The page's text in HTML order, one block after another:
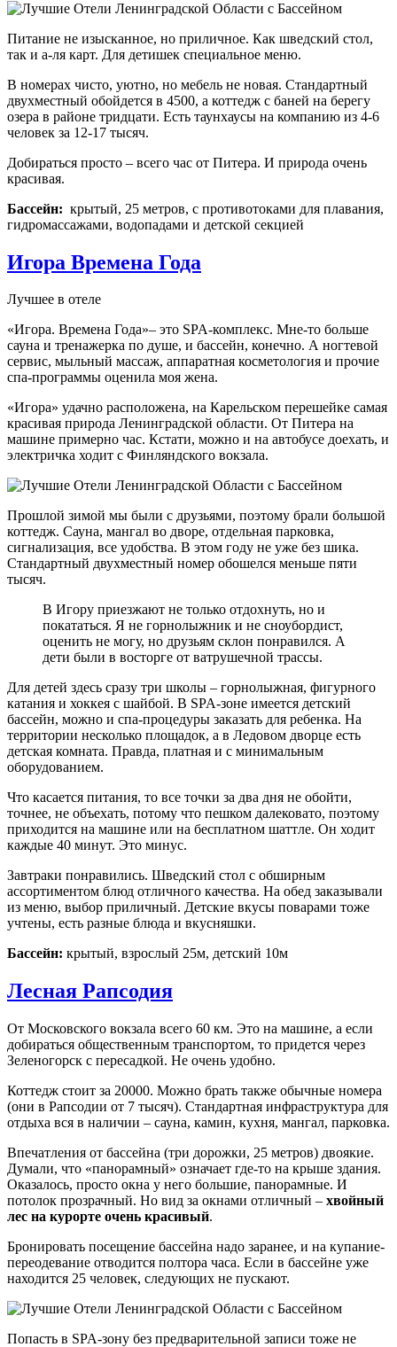
Питание не изысканное, но приличное. Как шведский стол,
так и а-ля карт. Для детишек специальное меню.
В номерах чисто, уютно, но мебель не новая. Стандартный
двухместный обойдется в 4500, а коттедж с баней на берегу
озера в районе тридцати. Есть таунхаусы на компанию из 4-6
человек за 12-17 тысяч.
Добираться просто – всего час от Питера. И природа очень
красивая.
Бассейн: крытый, 25 метров, с противотоками для плавания,
гидромассажами, водопадами и детской секцией
Игора Времена Года
Лучшее в отеле
«Игора. Времена Года»– это SPA-комплекс. Мне-то больше
сауна и тренажерка по душе, и бассейн, конечно. А ногтевой
сервис, мыльный массаж, аппаратная косметология и прочие
спа-программы оценила моя жена.
«Игора» удачно расположена, на Карельском перешейке самая
красивая природа Ленинградской области. От Питера на
машине примерно час. Кстати, можно и на автобусе доехать, и
электричка ходит с Финляндского вокзала.
Прошлой зимой мы были с друзьями, поэтому брали большой
коттедж. Сауна, мангал во дворе, отдельная парковка,
сигнализация, все удобства. В этом году не уже без шика.
Стандартный двухместный номер обошелся меньше пяти
тысяч.
В Игору приезжают не только отдохнуть, но и
покататься. Я не горнолыжник и не сноубордист,
оценить не могу, но друзьям склон понравился. А
дети были в восторге от ватрушечной трассы.
Для детей здесь сразу три школы – горнолыжная, фигурного
катания и хоккея с шайбой. В SPA-зоне имеется детский
бассейн, можно и спа-процедуры заказать для ребенка. На
территории несколько площадок, а в Ледовом дворце есть
детская комната. Правда, платная и с минимальным
оборудованием.
Что касается питания, то все точки за два дня не обойти,
точнее, не объехать, потому что пешком далековато, поэтому
приходится на машине или на бесплатном шаттле. Он ходит
каждые 40 минут. Это минус.
Завтраки понравились. Шведский стол с обширным
ассортиментом блюд отличного качества. На обед заказывали
из меню, выбор приличный. Детские вкусы поварами тоже
учтены, есть разные блюда и вкусняшки.
Бассейн: крытый, взрослый 25м, детский 10м
Лесная Рапсодия
От Московского вокзала всего 60 км. Это на машине, а если
добираться общественным транспортом, то придется через
Зеленогорск с пересадкой. Не очень удобно.
Коттедж стоит за 20000. Можно брать также обычные номера
(они в Рапсодии от 7 тысяч). Стандартная инфраструктура для
отдыха вся в наличии – сауна, камин, кухня, мангал, парковка.
Впечатления от бассейна (три дорожки, 25 метров) двоякие.
Думали, что «панорамный» означает где-то на крыше здания.
Оказалось, просто окна у него большие, панорамные. И
потолок прозрачный. Но вид за окнами отличный – хвойный
лес на курорте очень красивый.
Бронировать посещение бассейна надо заранее, и на купание-
переодевание отводится полтора часа. Если в бассейне уже
находится 25 человек, следующих не пускают.
Попасть в SPA-зону без предварительной записи тоже не